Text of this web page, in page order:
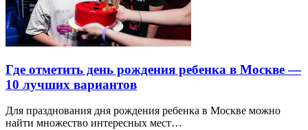
Где отметить день рождения ребенка в Москве —
10 лучших вариантов
Для празднования дня рождения ребенка в Москве можно
найти множество интересных мест…